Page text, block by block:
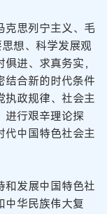
克思列宁主义、毛
想、科学发展观
进、求真务实，
结合新的时代条件
执政规律、社会主
进行艰辛理论探
代中国特色社会主
和发展中国特色社
中华民族伟大复